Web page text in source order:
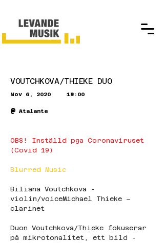
VOUTCHKOVA/THIEKE DUO
Nov 6, 2020 18:00
@ Atalante
OBS! Inställd pga Coronaviruset
(Covid 19)
Blurred Music
Biliana Voutchkova -
violin/voiceMichael Thieke –
clarinet
Duon Voutchkova/Thieke fokuserar
på mikrotonalitet, ett bild -